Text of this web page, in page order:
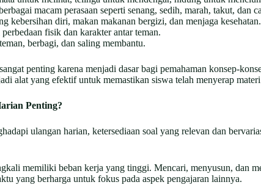
macam perasaan seperti senang, sedih, marah, takut, dan
kebersihan diri, makan makanan bergizi, dan menjaga kesehatan.
fisik dan karakter antar teman.
berbagi, dan saling membantu.
penting karena menjadi dasar bagi pemahaman konsep-
alat yang efektif untuk memastikan siswa telah menyerap
Penting?
ulangan harian, ketersediaan soal yang relevan dan
memiliki beban kerja yang tinggi. Mencari, menyusun, dan
yang berharga untuk fokus pada aspek pengajaran lainnya.